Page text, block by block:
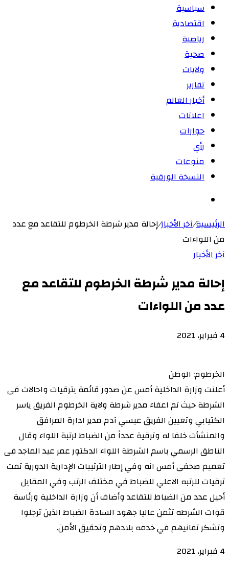
سياسية
اقتصادية
رياضية
صحية
ولايات
تقارير
أخبار العالم
اعلانات
حوارات
رأي
منوعات
النسخة الورقية
الرئيسية/آخر الأخبار/إحالة مدير شرطة الخرطوم للتقاعد مع عدد
من اللواءات
آخر الأخبار
إحالة مدير شرطة الخرطوم للتقاعد مع
عدد من اللواءات
4 فبراير، 2021
الخرطوم: الوطن
أعلنت وزارة الداخلية أمس عن صدور قائمة بترقيات واحالات فى
الشرطة حيث تم اعفاء مدير شرطة ولاية الخرطوم الفريق ياسر
الكتيابي وتعيين الفريق عيسي آدم مدير ادارة المرافق
والمنشأت خلفا له وترقية عدداً من الضباط لرتبة اللواء وقال
الناطق الرسمي باسم الشرطة اللواء الدكتور عمر عبد الماجد فى
تعميم صحفى أمس انه وفي إطار الترتيبات الإدارية الدورية تمت
ترقيات للرتبه الاعلي للضباط في مختلف الرتب وفي المقابل
أحيل عدد من الضباط للتقاعد وأضاف أن وزارة الداخلية ورئاسة
قوات الشرطه تثمن عاليا جهود السادة الضباط الذين ترجلوا
وتشكر تفانيهم في خدمه بلادهم وتحقيق الأمن.
4 فبراير، 2021